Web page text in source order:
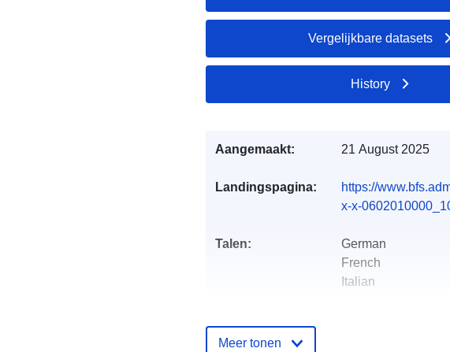
Vergelijkbare datasets
History
Aangemaakt: 21 August 2025
Landingspagina:
https://
x-x-
Talen:
German
French
Italian
Meer tonen